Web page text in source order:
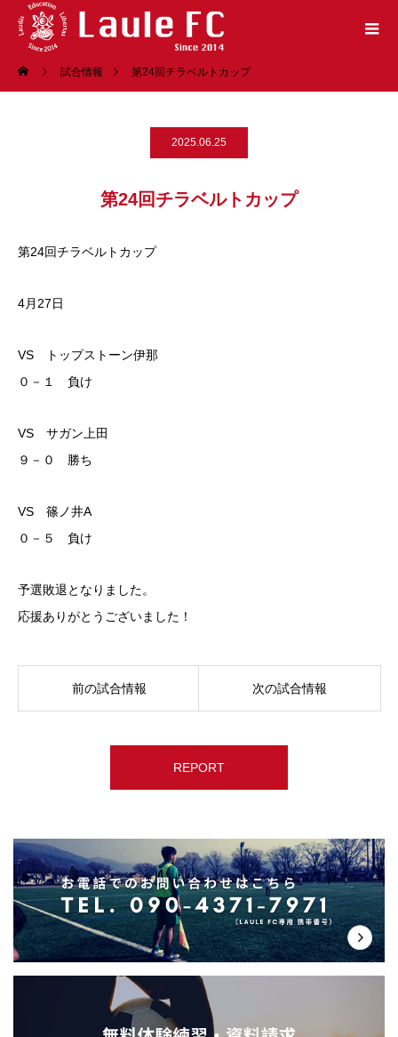
試合情報 第24回チラベルトカップ
2025.06.25
第24回チラベルトカップ
第24回チラベルトカップ
4月27日
VS トップストーン伊那
０－１ 負け
VS サガン上田
９－０ 勝ち
VS 篠ノ井A
０－５ 負け
予選敗退となりました。
応援ありがとうございました！
前の試合情報 次の試合情報
REPORT